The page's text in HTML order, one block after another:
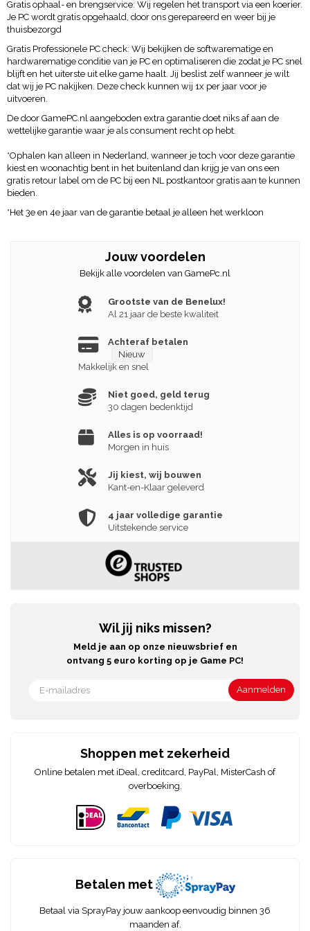
Gratis ophaal- en brengservice: Wij regelen het transport via een koerier.
Je PC wordt gratis opgehaald, door ons gerepareerd en weer bij je
thuisbezorgd
Gratis Professionele PC check: Wij bekijken de softwarematige en
hardwarematige conditie van je PC en optimaliseren die zodat je PC snel
blijft en het uiterste uit elke game haalt. Jij beslist zelf wanneer je wilt
dat wij je PC nakijken. Deze check kunnen wij 1x per jaar voor je
uitvoeren.
De door GamePC.nl aangeboden extra garantie doet niks af aan de
wettelijke garantie waar je als consument recht op hebt.
*Ophalen kan alleen in Nederland, wanneer je toch voor deze garantie
kiest en woonachtig bent in het buitenland dan krijg je van ons een
gratis retour label om de PC bij een NL postkantoor gratis aan te kunnen
bieden.
*Het 3e en 4e jaar van de garantie betaal je alleen het werkloon
Jouw voordelen
Bekijk alle voordelen van GamePc.nl
Grootste van de Benelux!
Al 21 jaar de beste kwaliteit
Achteraf betalen
Nieuw
Makkelijk en snel
Niet goed, geld terug
30 dagen bedenktijd
Alles is op voorraad!
Morgen in huis
Jij kiest, wij bouwen
Kant-en-Klaar geleverd
4 jaar volledige garantie
Uitstekende service
Wil jij niks missen?
Meld je aan op onze nieuwsbrief en
ontvang 5 euro korting op je Game PC!
Shoppen met zekerheid
Online betalen met iDeal, creditcard, PayPal, MisterCash of
overboeking.
Betalen met
Betaal via SprayPay jouw aankoop eenvoudig binnen 36
maanden af.